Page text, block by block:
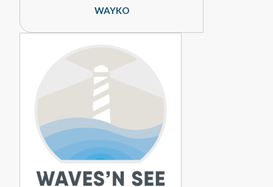
WAYKO